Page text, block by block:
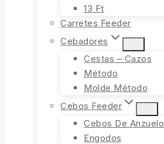
13 Ft
Carretes Feeder
Cebadores
Cestas – Cazos
Método
Molde Método
Cebos Feeder
Cebos De Anzuelo
Engodos